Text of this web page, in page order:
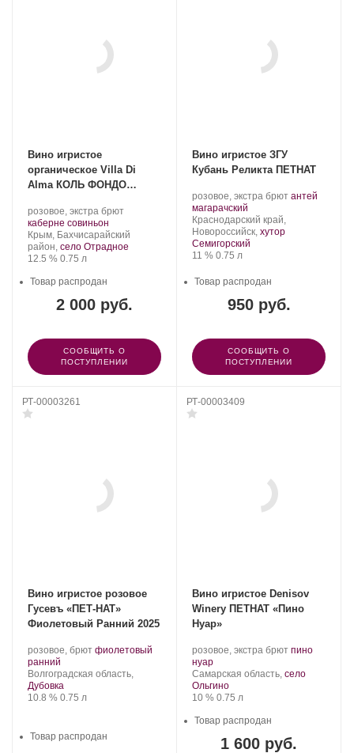
Вино игристое
органическое Villa Di
Alma КОЛЬ ФОНДО
Производитель:
Villa
Di
Alma.
розовое, экстра брют.
винограда:
каберне совиньон
Регион:
Крым, Бахчисарайский
район, село Отрадное
Крепость
12.5 %. Объем
0.75 л
2 000 руб.
Товар распродан
СООБЩИТЬ О
ПОСТУПЛЕНИИ
Вино игристое ЗГУ
Кубань Реликта ПЕТНАТ
Производитель:
Реликта.
розовое, экстра брют .антей
магарачский
Регион:
Краснодарский край,
Новороссийск, хутор
Семигорский
Крепость
11 %. Объем
0.75 л
950 руб.
Товар распродан
СООБЩИТЬ О
ПОСТУПЛЕНИИ
РТ-00003261
Вино игристое розовое
Гусевъ «ПЕТ-НАТ»
Фиолетовый Ранний 2025
Производитель:
Гусевъ.
розовое, брют .
винограда:
фиолетовый
ранний
Регион:
Волгоградская область,
Дубовка
Крепость
10.8 %. Объем
0.75 л
Товар распродан
РТ-00003409
Вино игристое Denisov
Winery ПЕТНАТ «Пино
Нуар»
Производитель:
Denisov
Winery.
розовое, экстра брют .
винограда:
пино
нуар.
Регион:
Самарская область, село
Ольгино
Крепость
10 %. Объем
0.75 л
1 600 руб.
Товар распродан